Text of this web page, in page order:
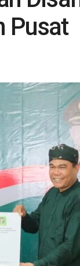
Pusat